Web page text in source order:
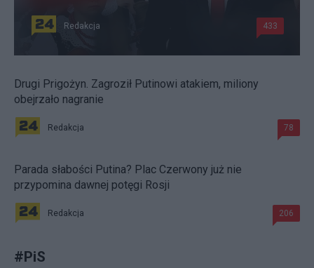
Redakcja 433
Drugi Prigożyn. Zagroził Putinowi atakiem, miliony
obejrzało nagranie
Redakcja 78
Parada słabości Putina? Plac Czerwony już nie
przypomina dawnej potęgi Rosji
Redakcja 206
#PiS